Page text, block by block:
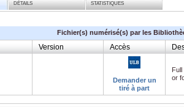
DÉTAILS STATISTIQUES
Fichier(s) numérisé(s) par les
Version Accès
Demander un
tiré à part
or